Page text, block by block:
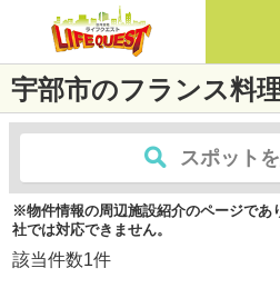
宇部市のフランス料
スポット
※物件情報の周辺施設紹介のページであ
社では対応できません。
該当件数1件